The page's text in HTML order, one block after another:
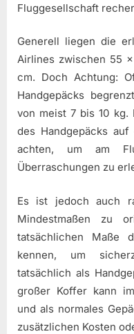
Fluggesellschaft
Generell liegen die
Airlines zwischen 55
cm. Doch Achtung:
Handgepäcks
von meist 7 bis 10 kg.
des Handgepäcks
achten, um am
Überraschungen zu
Es ist jedoch auch
Mindestmaßen zu
tatsächlichen Maße
kennen, um
tatsächlich als
großer Koffer kann
und als normales
zusätzlichen Kosten